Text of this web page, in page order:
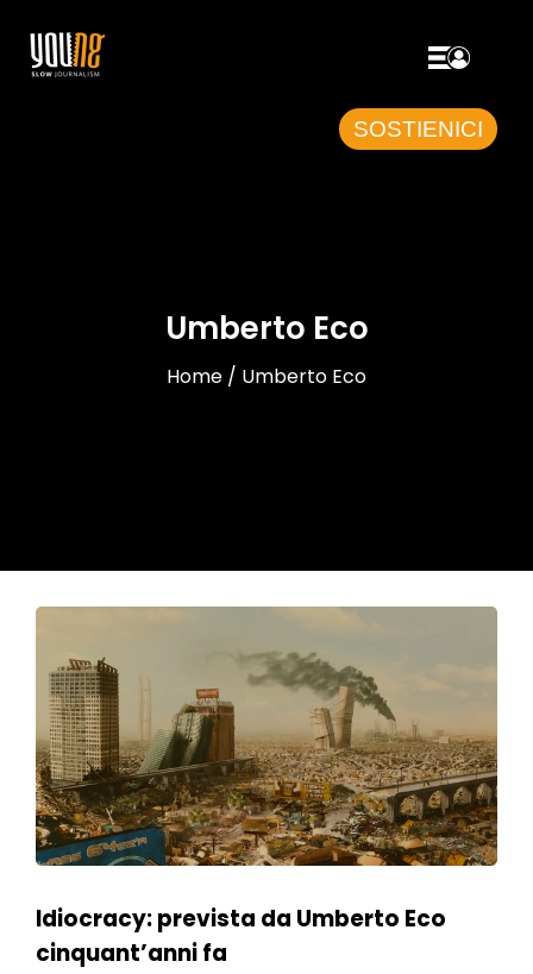
SOSTIENICI
Umberto Eco
Home / Umberto Eco
Idiocracy: prevista da Umberto Eco
cinquant’anni fa